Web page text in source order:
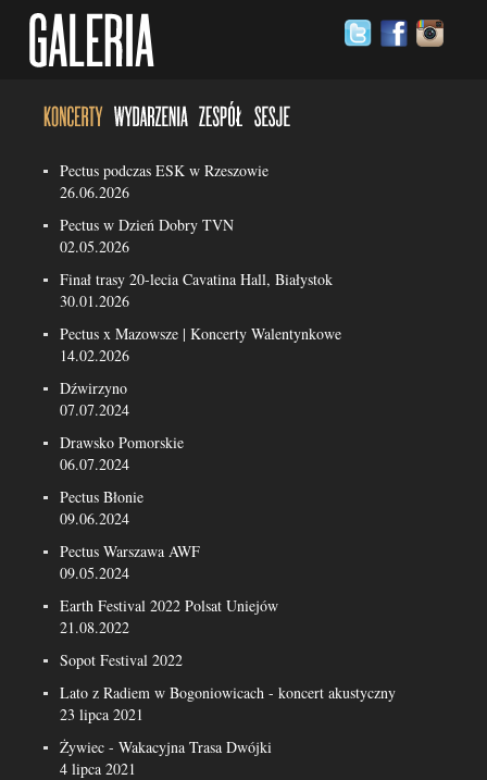
Pectus podczas ESK w Rzeszowie
26.06.2026
Pectus w Dzień Dobry TVN
02.05.2026
Finał trasy 20-lecia Cavatina Hall, Białystok
30.01.2026
Pectus x Mazowsze | Koncerty Walentynkowe
14.02.2026
Dźwirzyno
07.07.2024
Drawsko Pomorskie
06.07.2024
Pectus Błonie
09.06.2024
Pectus Warszawa AWF
09.05.2024
Earth Festival 2022 Polsat Uniejów
21.08.2022
Sopot Festival 2022
Lato z Radiem w Bogoniowicach - koncert akustyczny
23 lipca 2021
Żywiec - Wakacyjna Trasa Dwójki
4 lipca 2021